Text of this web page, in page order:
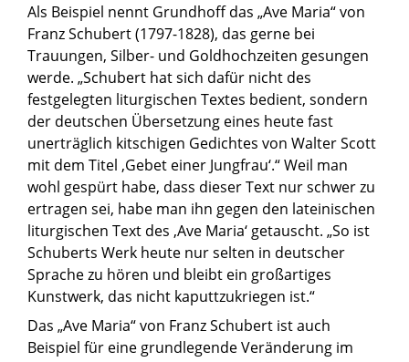
Als Beispiel nennt Grundhoff das „Ave Maria“ von
Franz Schubert (1797-1828), das gerne bei
Trauungen, Silber- und Goldhochzeiten gesungen
werde. „Schubert hat sich dafür nicht des
festgelegten liturgischen Textes bedient, sondern
der deutschen Übersetzung eines heute fast
unerträglich kitschigen Gedichtes von Walter Scott
mit dem Titel ‚Gebet einer Jungfrau‘.“ Weil man
wohl gespürt habe, dass dieser Text nur schwer zu
ertragen sei, habe man ihn gegen den lateinischen
liturgischen Text des ‚Ave Maria‘ getauscht. „So ist
Schuberts Werk heute nur selten in deutscher
Sprache zu hören und bleibt ein großartiges
Kunstwerk, das nicht kaputtzukriegen ist.“
Das „Ave Maria“ von Franz Schubert ist auch
Beispiel für eine grundlegende Veränderung im